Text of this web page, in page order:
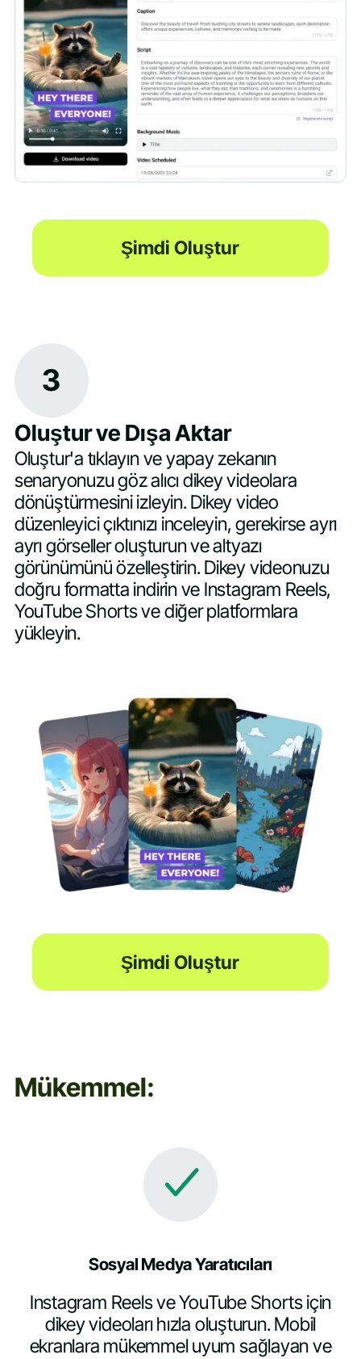
Şimdi Oluştur
3
Oluştur ve Dışa Aktar
Oluştur'a tıklayın ve yapay zekanın
senaryonuzu göz alıcı dikey videolara
dönüştürmesini izleyin. Dikey video
düzenleyici çıktınızı inceleyin, gerekirse ayrı
ayrı görseller oluşturun ve altyazı
görünümünü özelleştirin. Dikey videonuzu
doğru formatta indirin ve Instagram Reels,
YouTube Shorts ve diğer platformlara
yükleyin.
Şimdi Oluştur
Mükemmel:
Sosyal Medya Yaratıcıları
Instagram Reels ve YouTube Shorts için
dikey videoları hızla oluşturun. Mobil
ekranlara mükemmel uyum sağlayan ve